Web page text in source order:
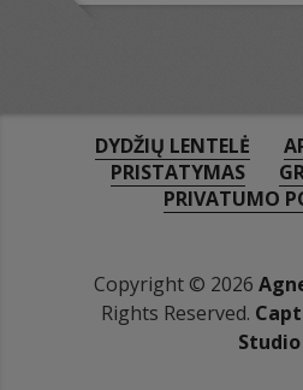
DYDŽIŲ LENTELĖ
PRISTATYMAS
PRIVATUMO
Copyright © 2026
Rights Reserved.
Studio